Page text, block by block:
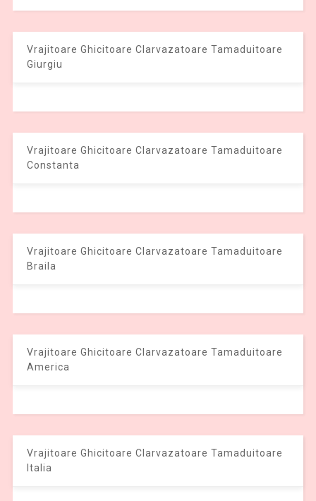
Vrajitoare Ghicitoare Clarvazatoare Tamaduitoare
Giurgiu
Vrajitoare Ghicitoare Clarvazatoare Tamaduitoare
Constanta
Vrajitoare Ghicitoare Clarvazatoare Tamaduitoare
Braila
Vrajitoare Ghicitoare Clarvazatoare Tamaduitoare
America
Vrajitoare Ghicitoare Clarvazatoare Tamaduitoare
Italia